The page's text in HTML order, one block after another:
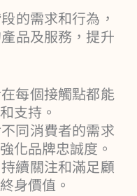
的需求和行為，
品及服務，提升
每個接觸點都能
支持。
同消費者的需求
化品牌忠誠度。
續關注和滿足顧
身價值。